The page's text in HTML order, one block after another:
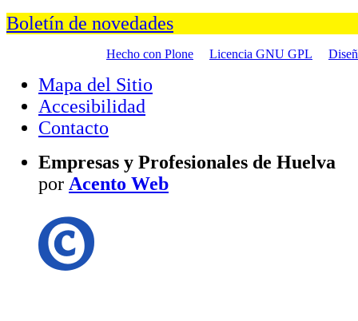
Boletín de novedades
Hecho con Plone Licencia GNU GPL
Mapa del Sitio
Accesibilidad
Contacto
Empresas y Profesionales de Huelva
por Acento Web